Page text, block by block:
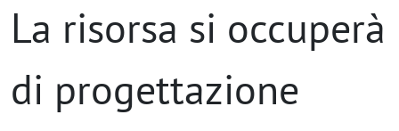
La risorsa si occuperà
di progettazione